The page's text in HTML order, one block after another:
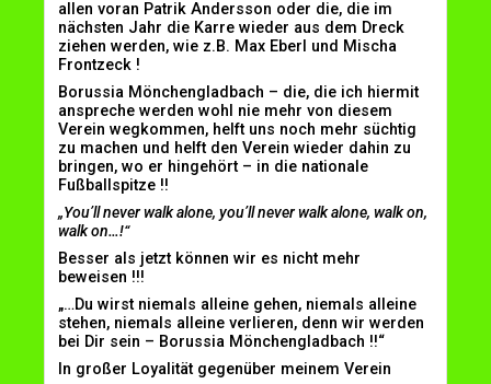
allen voran Patrik Andersson oder die, die im
nächsten Jahr die Karre wieder aus dem Dreck
ziehen werden, wie z.B. Max Eberl und Mischa
Frontzeck !
Borussia Mönchengladbach – die, die ich hiermit
anspreche werden wohl nie mehr von diesem
Verein wegkommen, helft uns noch mehr süchtig
zu machen und helft den Verein wieder dahin zu
bringen, wo er hingehört – in die nationale
Fußballspitze !!
„You’ll never walk alone, you’ll never walk alone, walk on,
walk on…!“
Besser als jetzt können wir es nicht mehr
beweisen !!!
„…Du wirst niemals alleine gehen, niemals alleine
stehen, niemals alleine verlieren, denn wir werden
bei Dir sein – Borussia Mönchengladbach !!“
In großer Loyalität gegenüber meinem Verein